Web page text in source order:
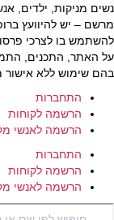
נשים מניקות, ילדים,
מרשם – יש להיוועץ
להשתמש בו לצרכי
על האתר, התכנים,
בהם שימוש ללא אישור
התחברות
הרשמה לקוחות
הרשמה לאנשי
התחברות
הרשמה לקוחות
הרשמה לאנשי